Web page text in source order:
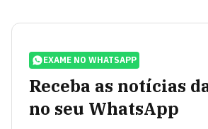
EXAME NO WHATSAPP
Receba as notícias
no seu WhatsApp